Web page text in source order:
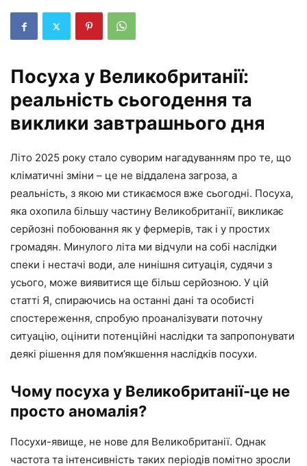
Посуха у Великобританії:
реальність сьогодення та
виклики завтрашнього дня
Літо 2025 року стало суворим нагадуванням про те, що
кліматичні зміни – це не віддалена загроза, а
реальність, з якою ми стикаємося вже сьогодні. Посуха,
яка охопила більшу частину Великобританії, викликає
серйозні побоювання як у фермерів, так і у простих
громадян. Минулого літа ми відчули на собі наслідки
спеки і нестачі води, але нинішня ситуація, судячи з
усього, може виявитися ще більш серйозною. У цій
статті Я, спираючись на останні дані та особисті
спостереження, спробую проаналізувати поточну
ситуацію, оцінити потенційні наслідки та запропонувати
деякі рішення для пом’якшення наслідків посухи.
Чому посуха у Великобританії-це не
просто аномалія?
Посухи-явище, не нове для Великобританії. Однак
частота та інтенсивність таких періодів помітно зросли